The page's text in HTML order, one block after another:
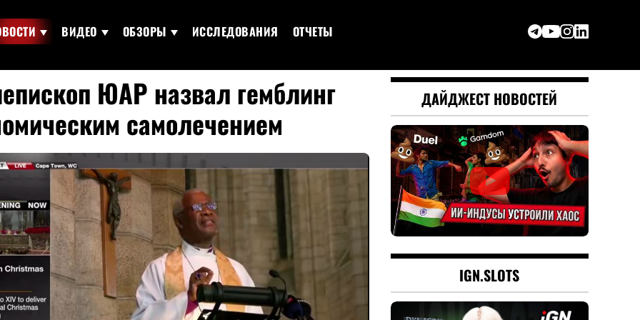
ВИДЕО ОБЗОРЫ ИССЛЕДОВАНИЯ ОТЧЕТЫ
ЮАР назвал гемблинг
самолечением
ДАЙДЖЕСТ НОВОСТЕЙ
IGN.SLOTS